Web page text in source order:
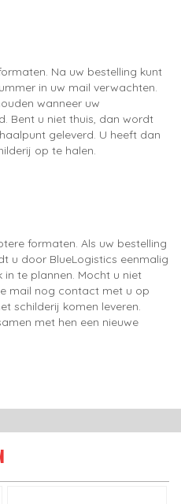
Na uw bestelling kunt
in uw mail verwachten.
wanneer uw
Bent u niet thuis, dan wordt
geleverd. U heeft dan
op te halen.
formaten. Als uw bestelling
u door BlueLogistics eenmalig
te plannen. Mocht u niet
mail nog contact met u op
schilderij komen leveren.
met hen een nieuwe